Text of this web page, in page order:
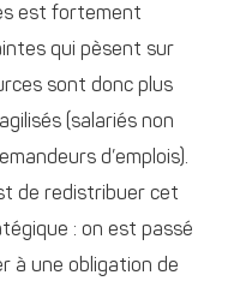
est fortement
qui pèsent sur
sont donc plus
(salariés non
d’emplois).
de redistribuer cet
: on est passé
à une obligation de